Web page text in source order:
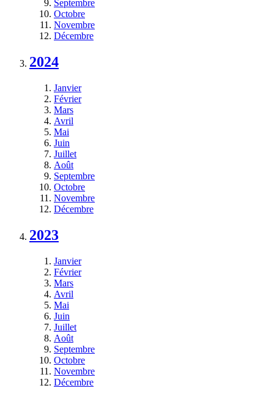
Septembre
Octobre
Novembre
Décembre
2024
Janvier
Février
Mars
Avril
Mai
Juin
Juillet
Août
Septembre
Octobre
Novembre
Décembre
2023
Janvier
Février
Mars
Avril
Mai
Juin
Juillet
Août
Septembre
Octobre
Novembre
Décembre